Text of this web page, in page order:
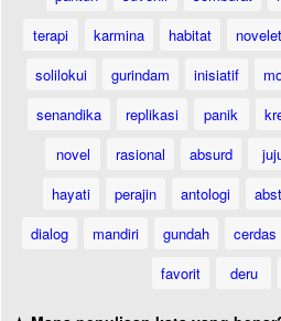
terapi
karmina habitat novelet
solilokui
gurindam inisiatif
senandika
replikasi panik
novel
rasional absurd
hayati
perajin antologi
dialog
mandiri gundah cerdas
favorit
deru